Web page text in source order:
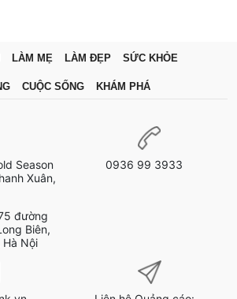
LÀM MẸ LÀM ĐẸP SỨC KHỎE
CUỘC SỐNG KHÁM PHÁ
Season
Xuân,
đường
Biên,
Hà Nội
0936 99 3933